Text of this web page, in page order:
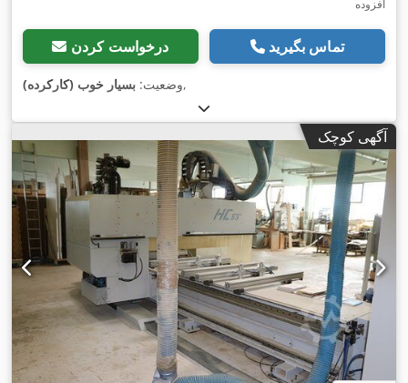
افزوده
درخواست کردن تماس بگیرید
وضعیت: بسیار خوب (کارکرده) ,
آگهی کوچک